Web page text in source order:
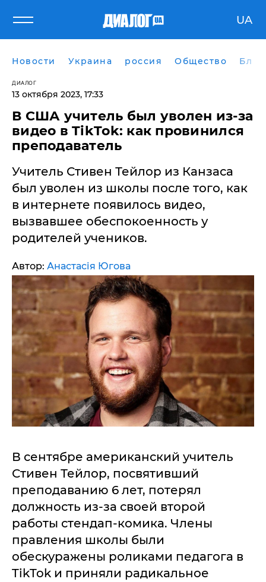
UA
Новости Украина россия Общество
ДИАЛОГ
13 октября 2023, 17:33
В США учитель был уволен из-за
видео в TikTok: как провинился
преподаватель
Учитель Стивен Тейлор из Канзаса
был уволен из школы после того, как
в интернете появилось видео,
вызвавшее обеспокоенность у
родителей учеников.
Автор: Анастасія Югова
В сентябре американский учитель
Стивен Тейлор, посвятивший
преподаванию 6 лет, потерял
должность из-за своей второй
работы стендап-комика. Члены
правления школы были
обескуражены роликами педагога в
TikTok и приняли радикальное